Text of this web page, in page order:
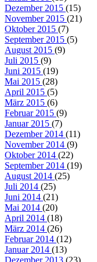
Dezember 2015 (15)
November 2015 (21)
Oktober 2015 (7)
September 2015 (5)
August 2015 (9)
Juli 2015 (9)
Juni 2015 (19)
Mai 2015 (28)
April 2015 (5)
März 2015 (6)
Februar 2015 (9)
Januar 2015 (7)
Dezember 2014 (11)
November 2014 (9)
Oktober 2014 (22)
September 2014 (19)
August 2014 (25)
Juli 2014 (25)
Juni 2014 (21)
Mai 2014 (20)
April 2014 (18)
März 2014 (26)
Februar 2014 (12)
Januar 2014 (13)
Dezember 2013 (23)